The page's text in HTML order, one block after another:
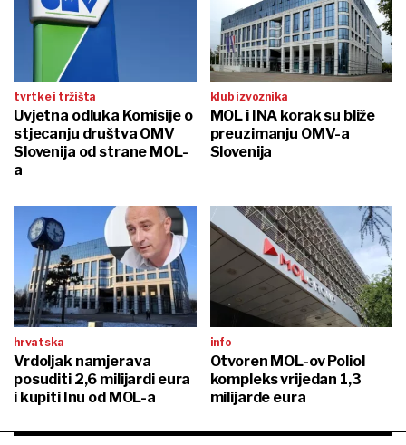
tvrtke i tržišta
Uvjetna odluka Komisije o
stjecanju društva OMV
Slovenija od strane MOL-
a
klub izvoznika
MOL i INA korak su bliže
preuzimanju OMV-a
Slovenija
hrvatska
Vrdoljak namjerava
posuditi 2,6 milijardi eura
i kupiti Inu od MOL-a
info
Otvoren MOL-ov Poliol
kompleks vrijedan 1,3
milijarde eura